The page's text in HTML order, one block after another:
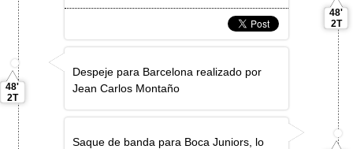
48'
2T
48'
2T
Despeje para Barcelona realizado por
Jean Carlos Montaño
Saque de banda para Boca Juniors, lo